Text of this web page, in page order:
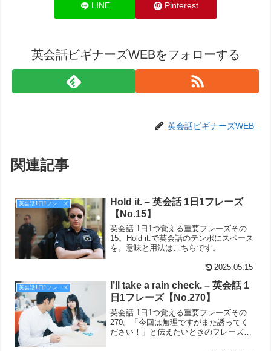
LINE Pinterest
英会話ビギナーズWEBをフォローする
英会話ビギナーズWEB
関連記事
英会話1日1フレーズ
Hold it. – 英会話 1日1フレーズ
【No.15】
英会話 1日1つ覚える重要フレーズその
15。Hold it.で英会話のテンポにスペース
を。意味と用法はこちらです。
2025.05.15
英会話1日1フレーズ
I’ll take a rain check. – 英会話 1
日1フレーズ【No.270】
英会話 1日1つ覚える重要フレーズその
270。「今回は無理ですがまた誘ってく
ださい！」と伝えたいときのフレーズが